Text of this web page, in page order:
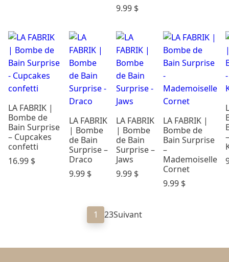
9.99 $
LA FABRIK |
Bombe de
Bain Surprise
– Cupcakes
confetti
16.99 $
LA FABRIK
| Bombe
de Bain
Surprise –
Draco
9.99 $
LA FABRIK
| Bombe
de Bain
Surprise –
Jaws
9.99 $
LA FABRIK |
Bombe de
Bain Surprise
–
Mademoiselle
Cornet
9.99 $
1 23Suivant